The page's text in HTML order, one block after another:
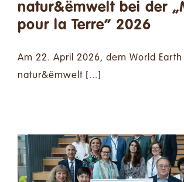
natur&ëmwelt bei der
pour la Terre“ 2026
Am 22. April 2026, dem World
natur&ëmwelt [...]